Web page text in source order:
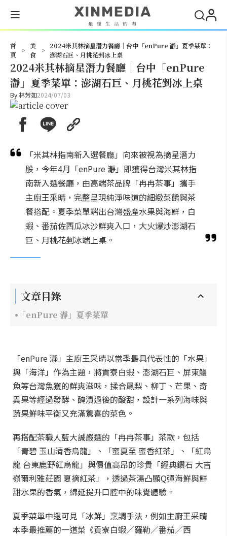
首
頁
>
美
食
>
2024米其林摘星潛力餐廳｜台中「enPure 瀞」夏季菜單：
澎湖石巨、月桃花剉冰上桌
2024米其林摘星潛力餐廳｜台中「enPure
瀞」夏季菜單：澎湖石巨、月桃花剉冰上桌
By林芳如2024/07/03
「米其林指南新入選餐廳」向來被視為摘星潛力
股，今年4月「enPure 瀞」即獲得台灣米其林指
南新入選餐廳，由高端茶品牌「冉冉茶事」攜手
主廚王采晴，完整呈現純淨味道的細緻菜餚與茶
餐搭配。夏季菜單端出台灣盛產水果與海鮮，白
蝦、番茄佐西瓜冰沙鮮爽入口，大火爆炒澎湖石
巨、月桃花剉冰端上桌。
文章目錄
「enPure 瀞」夏季菜單
「enPure 瀞」主廚王采晴以當季最具代表性的「水果」
與「海洋」作為主題，將貢寮白蝦、澎湖石巨、屏東鰻
魚等台灣魚獲的鮮爽滋味，揉合鳳梨、柳丁、芒果、奇
異果等經過發酵、醃漬過後的酸甜，設計一系列海味與
蔬果鮮味平衡又充滿驚喜的菜色。
再搭配茶職人藍大誠嚴選的「冉冉茶事」茶款，包括
「青碧 玉山清香烏龍」、「蜜夏至 蜜香紅茶」、「紅烏
龍 台東鹿野紅烏龍」與價值高昂的珍貴「經典鑽石 大吉
嶺爾利雅莊園 夏摘紅茶」，透過茶湯凸顯Q彈海鮮與鮮
甜水果的香氣，綿延提升口腔中的味覺體驗。
夏季菜單中還可見「冰鮮」烹調手法，例如主廚王采晴
本季最推薦的一道菜《貢寮白蝦／羅勒／番茄／西